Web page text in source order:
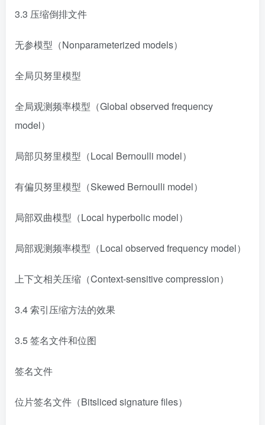
3.3 压缩倒排文件
无参模型（Nonparameterized models）
全局贝努里模型
全局观测频率模型（Global observed frequency
model）
局部贝努里模型（Local Bernoulli model）
有偏贝努里模型（Skewed Bernoulli model）
局部双曲模型（Local hyperbolic model）
局部观测频率模型（Local observed frequency model）
上下文相关压缩（Context-sensitive compression）
3.4 索引压缩方法的效果
3.5 签名文件和位图
签名文件
位片签名文件（Bitsliced signature files）